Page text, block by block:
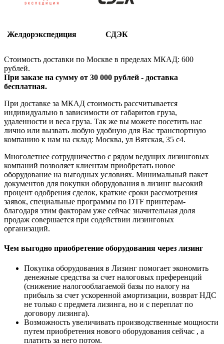
Желдорэкспедиция СДЭК
Стоимость доставки по Москве в пределах МКАД: 600
рублей.
При заказе на сумму от 30 000 рублей - доставка
бесплатная.
При доставке за МКАД стоимость рассчитывается
индивидуально в зависимости от габаритов груза,
удаленности и веса груза. Так же вы можете посетить нас
лично или вызвать любую удобную для Вас транспортную
компанию к нам на склад: Москва, ул Вятская, 35 c4.
Многолетнее сотрудничество с рядом ведущих лизинговых
компаний позволяет клиентам приобретать новое
оборудование на выгодных условиях. Минимальный пакет
документов для покупки оборудования в лизинг высокий
процент одобрения сделок, краткие сроки рассмотрения
заявок, специальные программы по DTF принтерам-
благодаря этим факторам уже сейчас значительная доля
продаж совершается при содействии лизинговых
организаций.
Чем выгодно приобретение оборудования через лизинг
Покупка оборудования в Лизинг помогает экономить
денежные средства за счет налоговых преференций
(снижение налогооблагаемой базы по налогу на
прибыль за счет ускоренной амортизации, возврат НДС
не только с предмета лизинга, но и с переплат по
договору лизинга).
Возможность увеличивать производственные мощности
путем приобретения нового оборудования сейчас , а
платить за него потом.